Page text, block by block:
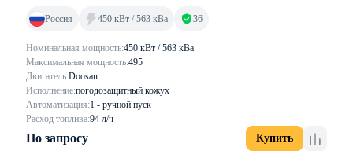
Номинальная мощность:450 кВт / 563 кВа
Максимальная мощность:495
Двигатель:Doosan
Исполнение:погодозащитный кожух
Автоматизация:1 - ручной пуск
Расход топлива:94 л/ч
Россия 450 кВт / 563 кВа 36
По запросу Купить